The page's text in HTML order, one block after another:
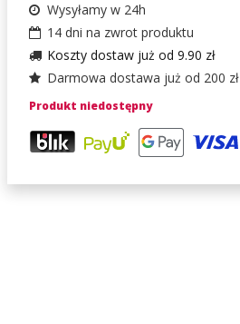
Wysyłamy w 24h
14 dni na zwrot produktu
Koszty dostaw już od 9.90 zł
Darmowa dostawa już od 200 zł
Produkt niedostępny